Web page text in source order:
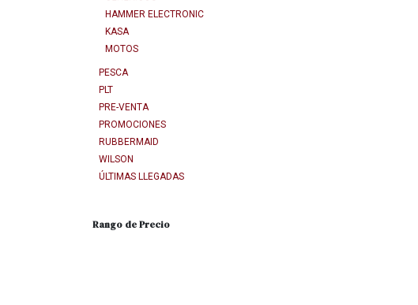
HAMMER ELECTRONIC
KASA
MOTOS
PESCA
PLT
PRE-VENTA
PROMOCIONES
RUBBERMAID
WILSON
ÚLTIMAS LLEGADAS
Rango de Precio